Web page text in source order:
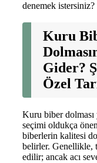
denemek istersiniz?
Kuru
Gider?
Özel
Kuru biber
seçimi oldukça
biberlerin kalitesi
belirler. Genellikle,
edilir; ancak acı